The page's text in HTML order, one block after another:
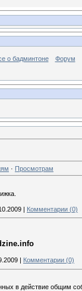
о бадминтоне Форум
· Просмотрам
| Комментарии (0)
Комментарии (0)
в действие общим